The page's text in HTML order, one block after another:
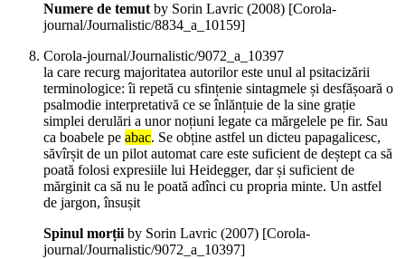
Numere de temutby Sorin Lavric (2008) [Corola-
journal/Journalistic/8834_a_10159]
Corola-journal/Journalistic/9072_a_10397
la care recurg majoritatea autorilor este unul al psitacizării
terminologice: îi repetă cu sfințenie sintagmele și desfășoară o
psalmodie interpretativă ce se înlănțuie de la sine grație
simplei derulări a unor noțiuni legate ca mărgelele pe fir. Sau
ca boabele pe abac. Se obține astfel un dicteu papagalicesc,
săvîrșit de un pilot automat care este suficient de deștept ca să
poată folosi expresiile lui Heidegger, dar și suficient de
mărginit ca să nu le poată adînci cu propria minte. Un astfel
de jargon, însușit
Spinul morțiiby Sorin Lavric (2007) [Corola-
journal/Journalistic/9072_a_10397]